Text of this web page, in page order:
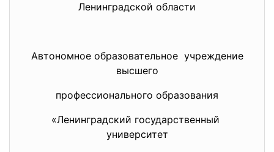
Ленинградской области
Автономное образовательное учреждение
высшего
профессионального образования
«Ленинградский государственный
университет